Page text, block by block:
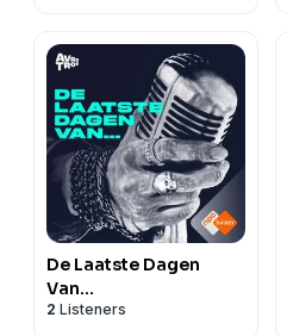
De Laatste Dagen
Van...
2 Listeners